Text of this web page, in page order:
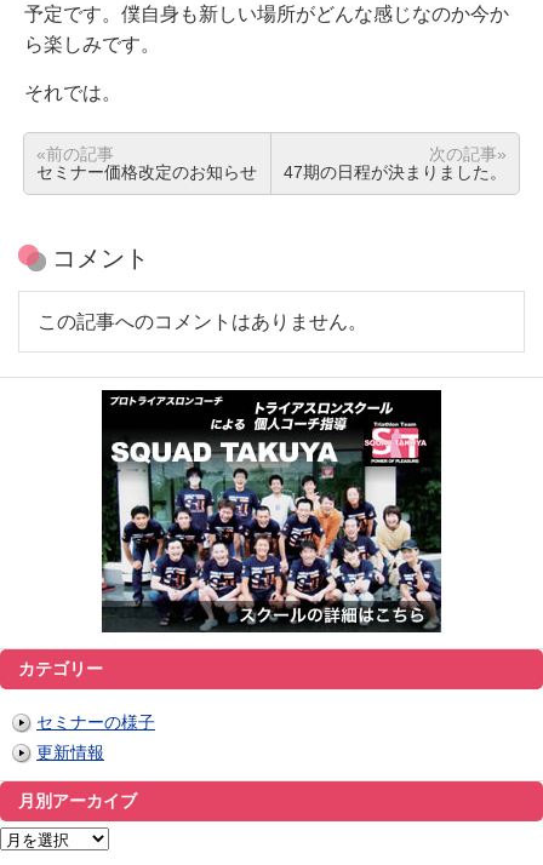
予定です。僕自身も新しい場所がどんな感じなのか今か
ら楽しみです。
それでは。
«前の記事
セミナー価格改定のお知らせ
次の記事»
47期の日程が決まりました。
コメント
この記事へのコメントはありません。
カテゴリー
セミナーの様子
更新情報
月別アーカイブ
月
別